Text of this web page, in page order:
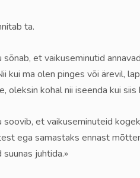
ta.
sõnab, et vaikuseminutid
kui ma olen pinges või ärevil,
oleksin kohal nii iseenda kui siis
soovib, et vaikuseminuteid
ega samastaks ennast
juhtida.»